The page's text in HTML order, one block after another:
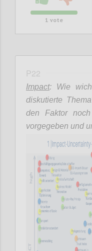
1 vote
P22
Impact: Wie
diskutierte
den Faktor
vorgegeben und